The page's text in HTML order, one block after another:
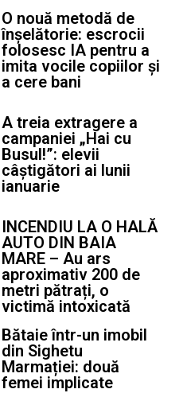
O nouă metodă de
înșelătorie: escrocii
folosesc IA pentru a
imita vocile copiilor și
a cere bani
A treia extragere a
campaniei „Hai cu
Busul!”: elevii
câștigători ai lunii
ianuarie
INCENDIU LA O HALĂ
AUTO DIN BAIA
MARE – Au ars
aproximativ 200 de
metri pătrați, o
victimă intoxicată
Bătaie într-un imobil
din Sighetu
Marmației: două
femei implicate